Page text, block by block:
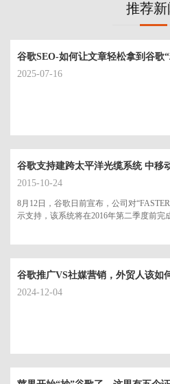
推荐新
谷歌SEO-如何让文章轻松拿到谷歌
2025-07-16
谷歌支持建跨太平洋光缆系统 中移
2015-10-24
8月12日，谷歌日前宣布，公司对
示支持，该系统将在2016年第二季度前完
谷歌推广VS社媒营销，外贸人该如
2024-12-04